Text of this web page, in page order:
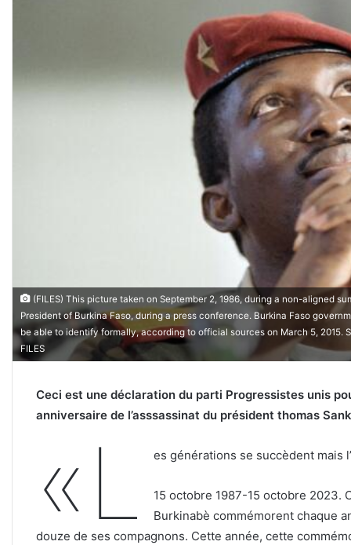
(FILES) This picture taken on September 2, 1986, during a non-aligned
President of Burkina Faso, during a press conference. Burkina Faso
be able to identify formally, according to official sources on March 5, 2015.
FILES
Ceci est une déclaration du parti Progressistes unis
anniversaire de l’asssassinat du président thomas
«L es générations se succèdent mais
15 octobre 1987-15 octobre 2023.
Burkinabè commémorent chaque
douze de ses compagnons. Cette année, cette